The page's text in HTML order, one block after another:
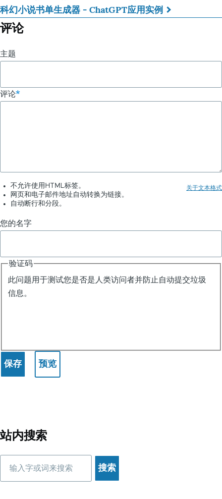
书
籍
历
接：
转
换
为
情
符
号
用
科幻小说书单生成器 - ChatGPT应用实例
评论
主题
评论
关于文本格式
不允许使用HTML标签。
网页和电子邮件地址自动转换为链接。
自动断行和分段。
您的名字
验证码
此问题用于测试您是否是人类访问者并防止自动提交垃圾
信息。
站内搜索